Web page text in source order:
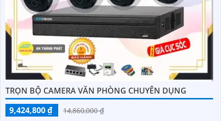
TRỌN BỘ CAMERA VĂN PHÒNG CHUYÊN DỤNG
9,424,800 ₫
14,860,000 ₫